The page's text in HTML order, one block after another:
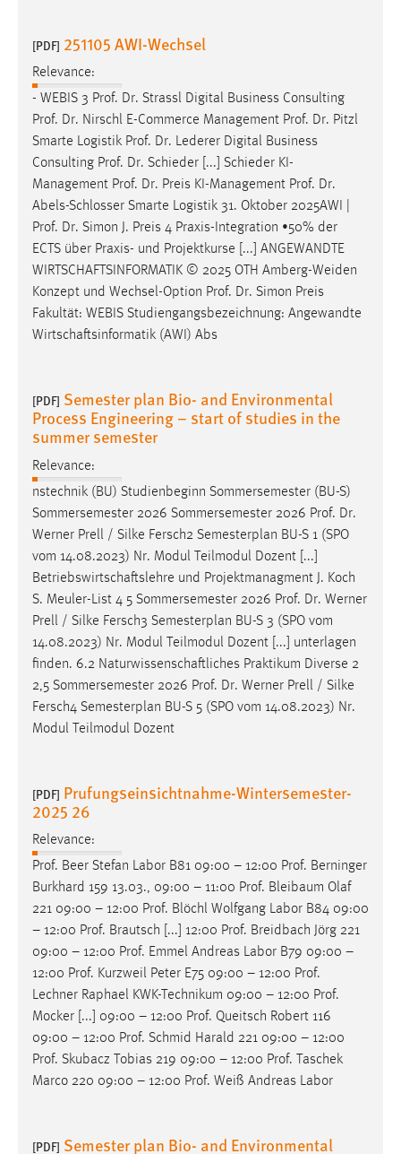
[PDF] 251105 AWI-Wechsel
Relevance:
- WEBIS 3 Prof. Dr. Strassl Digital Business Consulting
Prof. Dr. Nirschl E-Commerce Management Prof. Dr. Pitzl
Smarte Logistik Prof. Dr. Lederer Digital Business
Consulting Prof. Dr. Schieder [...] Schieder KI-
Management Prof. Dr. Preis KI-Management Prof. Dr.
Abels-Schlosser Smarte Logistik 31. Oktober 2025AWI |
Prof. Dr. Simon J. Preis 4 Praxis-Integration •50% der
ECTS über Praxis- und Projektkurse [...] ANGEWANDTE
WIRTSCHAFTSINFORMATIK © 2025 OTH Amberg-Weiden
Konzept und Wechsel-Option Prof. Dr. Simon Preis
Fakultät: WEBIS Studiengangsbezeichnung: Angewandte
Wirtschaftsinformatik (AWI) Abs
[PDF] Semester plan Bio- and Environmental
Process Engineering – start of studies in the
summer semester
Relevance:
nstechnik (BU) Studienbeginn Sommersemester (BU-S)
Sommersemester 2026 Sommersemester 2026 Prof. Dr.
Werner Prell / Silke Fersch2 Semesterplan BU-S 1 (SPO
vom 14.08.2023) Nr. Modul Teilmodul Dozent [...]
Betriebswirtschaftslehre und Projektmanagment J. Koch
S. Meuler-List 4 5 Sommersemester 2026 Prof. Dr. Werner
Prell / Silke Fersch3 Semesterplan BU-S 3 (SPO vom
14.08.2023) Nr. Modul Teilmodul Dozent [...] unterlagen
finden. 6.2 Naturwissenschaftliches Praktikum Diverse 2
2,5 Sommersemester 2026 Prof. Dr. Werner Prell / Silke
Fersch4 Semesterplan BU-S 5 (SPO vom 14.08.2023) Nr.
Modul Teilmodul Dozent
[PDF] Prufungseinsichtnahme-Wintersemester-
2025 26
Relevance:
Prof. Beer Stefan Labor B81 09:00 – 12:00 Prof. Berninger
Burkhard 159 13.03., 09:00 – 11:00 Prof. Bleibaum Olaf
221 09:00 – 12:00 Prof. Blöchl Wolfgang Labor B84 09:00
– 12:00 Prof. Brautsch [...] 12:00 Prof. Breidbach Jörg 221
09:00 – 12:00 Prof. Emmel Andreas Labor B79 09:00 –
12:00 Prof. Kurzweil Peter E75 09:00 – 12:00 Prof.
Lechner Raphael KWK-Technikum 09:00 – 12:00 Prof.
Mocker [...] 09:00 – 12:00 Prof. Queitsch Robert 116
09:00 – 12:00 Prof. Schmid Harald 221 09:00 – 12:00
Prof. Skubacz Tobias 219 09:00 – 12:00 Prof. Taschek
Marco 220 09:00 – 12:00 Prof. Weiß Andreas Labor
[PDF] Semester plan Bio- and Environmental